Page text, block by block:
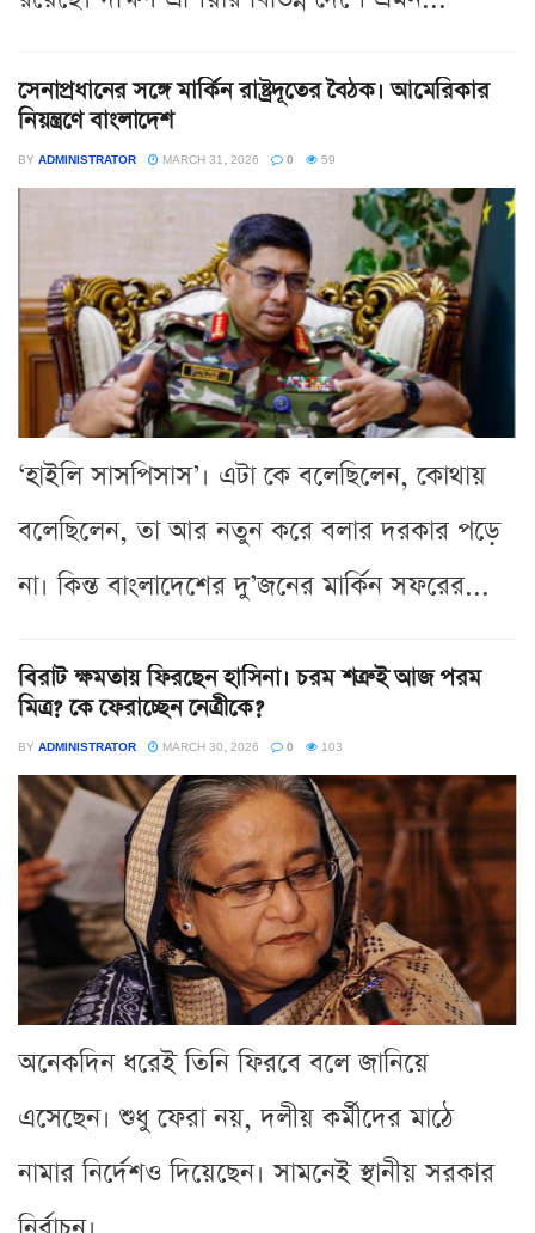
সেনাপ্রধানের সঙ্গে মার্কিন রাষ্ট্রদূতের বৈঠক। আমেরিকার
নিয়ন্ত্রণে বাংলাদেশ
BY ADMINISTRATOR MARCH 31, 2026 0 59
‘হাইলি সাসপিসাস’। এটা কে বলেছিলেন, কোথায়
বলেছিলেন, তা আর নতুন করে বলার দরকার পড়ে
না। কিন্ত বাংলাদেশের দু’জনের মার্কিন সফরের...
বিরাট ক্ষমতায় ফিরছেন হাসিনা। চরম শত্রুই আজ পরম
মিত্র? কে ফেরাচ্ছেন নেত্রীকে?
BY ADMINISTRATOR MARCH 30, 2026 0 103
অনেকদিন ধরেই তিনি ফিরবে বলে জানিয়ে
এসেছেন। শুধু ফেরা নয়, দলীয় কর্মীদের মাঠে
নামার নির্দেশও দিয়েছেন। সামনেই স্থানীয় সরকার